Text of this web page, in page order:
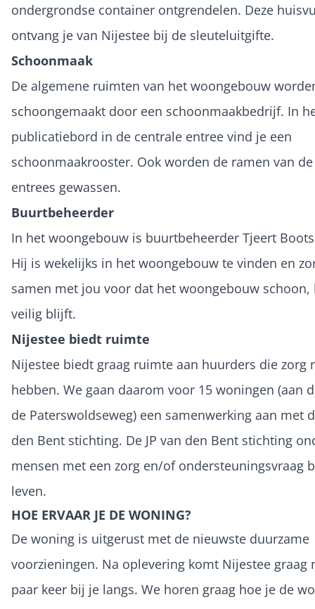
ondergrondse container ontgrendelen. Deze
ontvang je van Nijestee bij de sleuteluitgifte.
Schoonmaak
De algemene ruimten van het woongebouw
schoongemaakt door een schoonmaakbedrijf. In
publicatiebord in de centrale entree vind je een
schoonmaakrooster. Ook worden de ramen van
entrees gewassen.
Buurtbeheerder
In het woongebouw is buurtbeheerder Tjeert
Hij is wekelijks in het woongebouw te vinden en
samen met jou voor dat het woongebouw schoon,
veilig blijft.
Nijestee biedt ruimte
Nijestee biedt graag ruimte aan huurders die zorg
hebben. We gaan daarom voor 15 woningen (aan
de Paterswoldseweg) een samenwerking aan met
den Bent stichting. De JP van den Bent stichting
mensen met een zorg en/of ondersteuningsvraag
leven.
HOE ERVAAR JE DE WONING?
De woning is uitgerust met de nieuwste duurzame
voorzieningen. Na oplevering komt Nijestee graag
paar keer bij je langs. We horen graag hoe je de